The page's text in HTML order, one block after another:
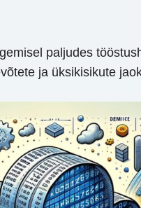
paljudes
ja üksikisikute